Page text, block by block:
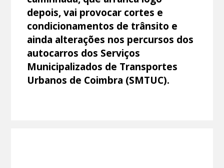
depois, vai provocar cortes e
condicionamentos de trânsito e
ainda alterações nos percursos dos
autocarros dos Serviços
Municipalizados de Transportes
Urbanos de Coimbra (SMTUC).